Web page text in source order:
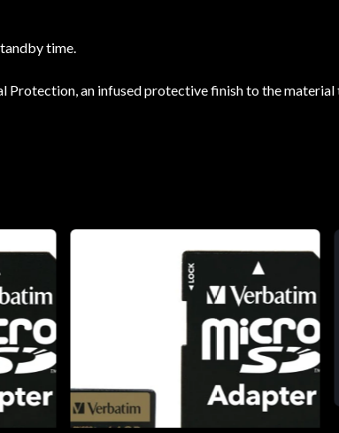
time.
an infused protective finish to the material